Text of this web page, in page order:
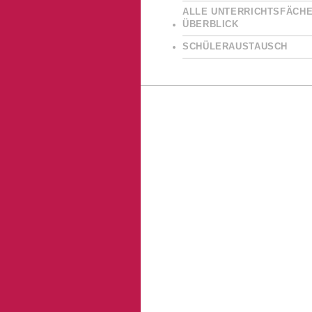
ALLE
ÜBERBLICK
SCHÜLERAUSTAUSCH